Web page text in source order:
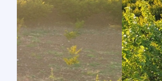
Prefabrik Dükkan
Tek Katlı Prefabrik Villa
Konteyner Ev